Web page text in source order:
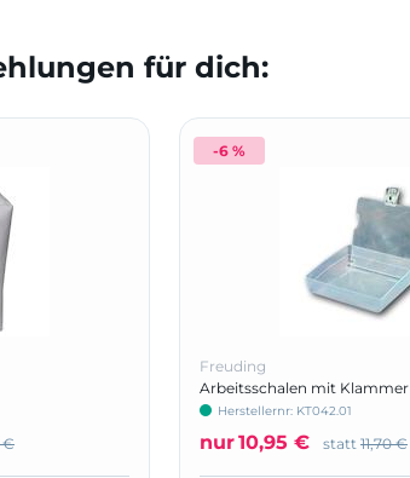
für dich:
€
-6 %
Freuding
Arbeitsschalen mit Klammer
Herstellernr: KT042.01
nur10,95 € statt 11,70 €